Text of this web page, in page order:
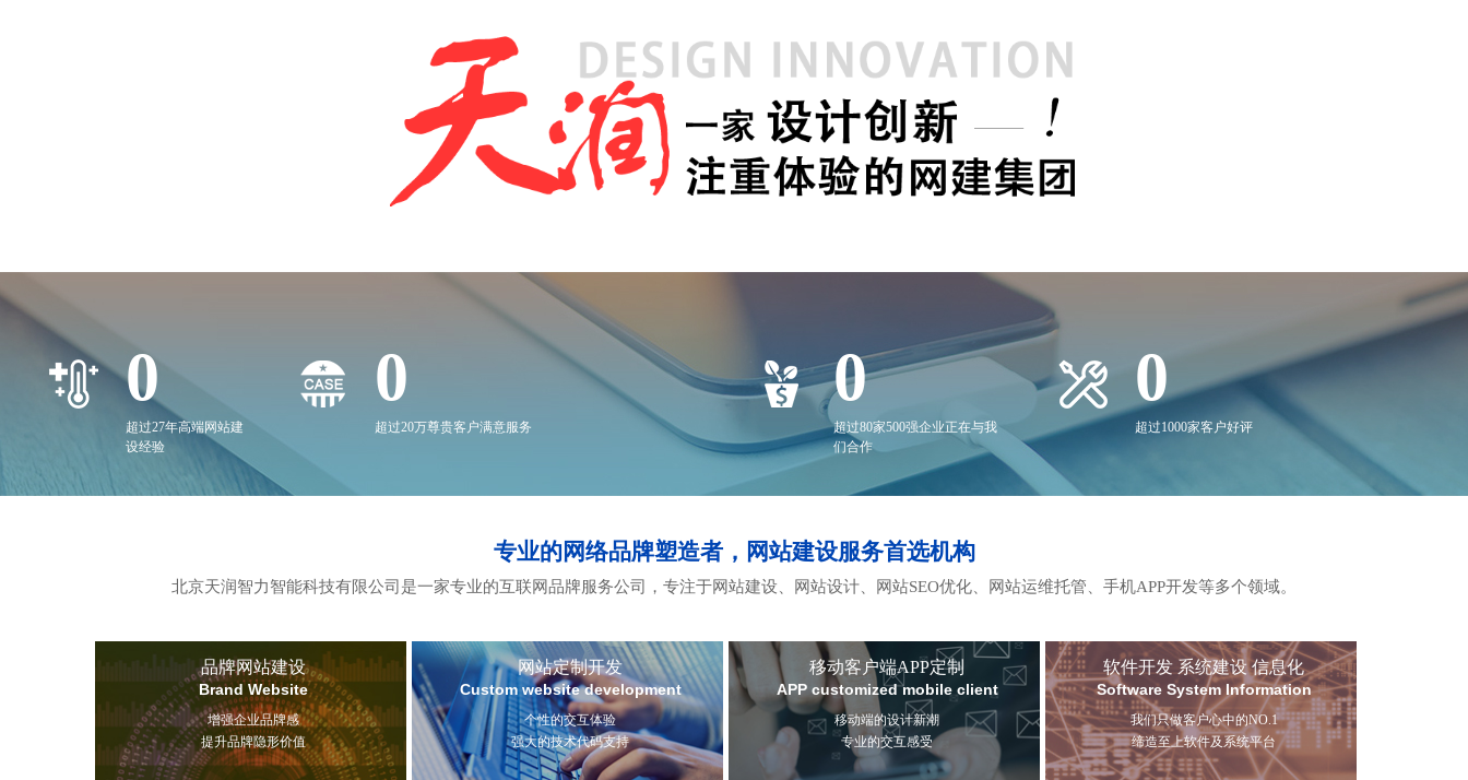
0
超过27年高端网站建
设经验
0
超过20万尊贵客户满意服务
0
超过80家500强企业正在与我
们合作
0
超过1000家客户好评
专业的网络品牌塑造者，网站建设服务首选机构
北京天润智力智能科技有限公司是一家专业的互联网品牌服务公司，专注于网站建设、网站设计、网站SEO优化、网站运维托管、手机APP开发等多个领域。
品牌网站建设
Brand Website
增强企业品牌感
提升品牌隐形价值
网站定制开发
Custom website development
个性的交互体验
强大的技术代码支持
移动客户端APP定制
APP customized mobile client
移动端的设计新潮
专业的交互感受
软件开发 系统建设 信息化
Software System Information
我们只做客户心中的NO.1
缔造至上软件及系统平台